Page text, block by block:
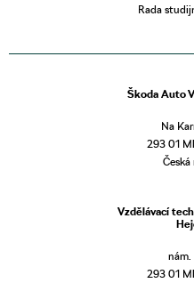
Rada
Škoda Auto
Na
293 01
Vzdělávací
293 01